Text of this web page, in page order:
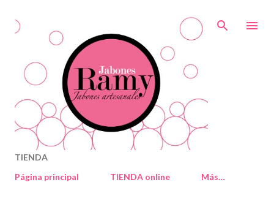
TIENDA
Página principal
TIENDA online Más…